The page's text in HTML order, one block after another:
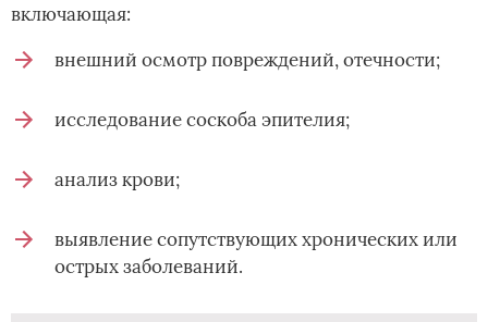
включающая:
внешний осмотр повреждений, отечности;
исследование соскоба эпителия;
анализ крови;
выявление сопутствующих хронических или
острых заболеваний.